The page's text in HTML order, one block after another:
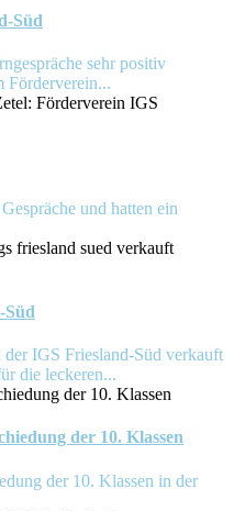
Süd
sehr positiv
Förderverein...
und hatten ein
Süd
IGS Friesland-Süd verkauft
die leckeren...
der 10. Klassen
der 10. Klassen in der